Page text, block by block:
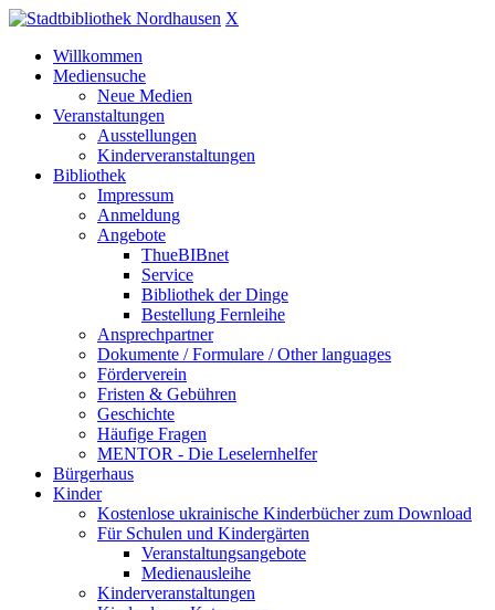
X
Willkommen
Mediensuche
Neue Medien
Veranstaltungen
Ausstellungen
Kinderveranstaltungen
Bibliothek
Impressum
Anmeldung
Angebote
ThueBIBnet
Service
Bibliothek der Dinge
Bestellung Fernleihe
Ansprechpartner
Dokumente / Formulare / Other languages
Förderverein
Fristen & Gebühren
Geschichte
Häufige Fragen
MENTOR - Die Leselernhelfer
Bürgerhaus
Kinder
Kostenlose ukrainische Kinderbücher zum Download
Für Schulen und Kindergärten
Veranstaltungsangebote
Medienausleihe
Kinderveranstaltungen